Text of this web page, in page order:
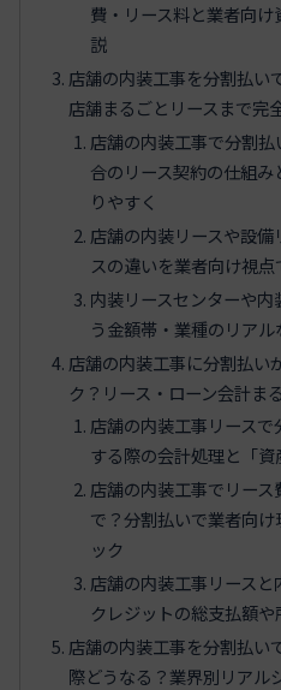
費・リース料と業者向
説
店舗の内装工事を分割払い
店舗まるごとリースまで完
店舗の内装工事で分割
合のリース契約の仕組
りやすく
店舗の内装リースや設
スの違いを業者向け視
内装リースセンターや
う金額帯・業種のリアル
店舗の内装工事に分割払い
ク？リース・ローン会計ま
店舗の内装工事リース
する際の会計処理と「
店舗の内装工事でリー
で？分割払いで業者向
ック
店舗の内装工事リース
クレジットの総支払額
店舗の内装工事を分割払い
際どうなる？業界別リアル